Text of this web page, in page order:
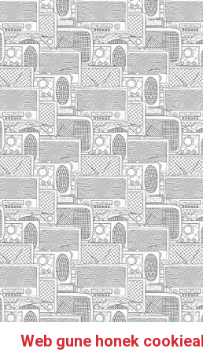
HAZTE SOCI@! FACEBOOK
Web gune honek